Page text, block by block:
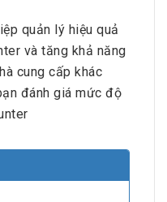
quản lý hiệu quả
và tăng khả năng
cung cấp khác
đánh giá mức độ